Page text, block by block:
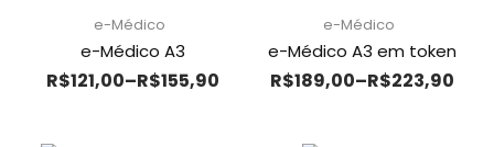
e-Médico
e-Médico A3
R$121,00–R$155,90
e-Médico
e-Médico A3 em token
R$189,00–R$223,90